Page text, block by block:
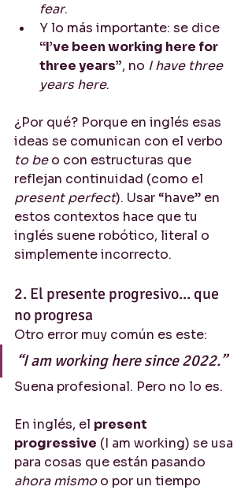
fear.
Y lo más importante: se dice
“I’ve been working here for
three years”, no I have three
years here.
¿Por qué? Porque en inglés esas
ideas se comunican con el verbo
to be o con estructuras que
reflejan continuidad (como el
present perfect). Usar “have” en
estos contextos hace que tu
inglés suene robótico, literal o
simplemente incorrecto.
2. El presente progresivo... que
no progresa
Otro error muy común es este:
“I am working here since 2022.”
Suena profesional. Pero no lo es.
En inglés, el present
progressive (I am working) se usa
para cosas que están pasando
ahora mismo o por un tiempo